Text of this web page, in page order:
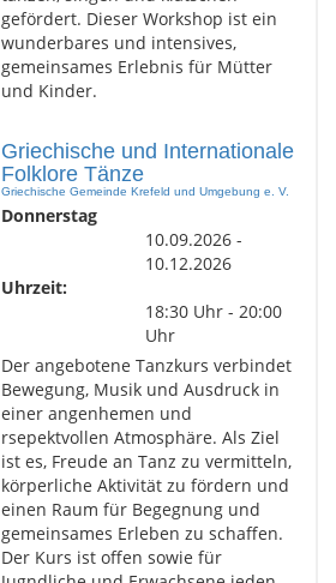
gefördert. Dieser Workshop ist ein
wunderbares und intensives,
gemeinsames Erlebnis für Mütter
und Kinder.
Griechische und Internationale
Folklore Tänze
Griechische Gemeinde Krefeld und Umgebung e. V.
Donnerstag
10.09.2026 -
10.12.2026
Uhrzeit:
18:30 Uhr - 20:00
Uhr
Der angebotene Tanzkurs verbindet
Bewegung, Musik und Ausdruck in
einer angenhemen und
rsepektvollen Atmosphäre. Als Ziel
ist es, Freude an Tanz zu vermitteln,
körperliche Aktivität zu fördern und
einen Raum für Begegnung und
gemeinsames Erleben zu schaffen.
Der Kurs ist offen sowie für